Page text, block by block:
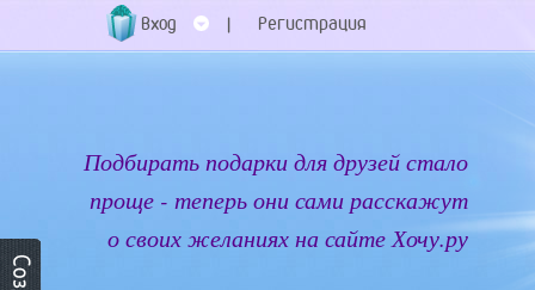
Вход | Регистрация
Подбирать подарки для друзей стало
проще - теперь они сами расскажут
о своих желаниях на сайте Хочу.ру